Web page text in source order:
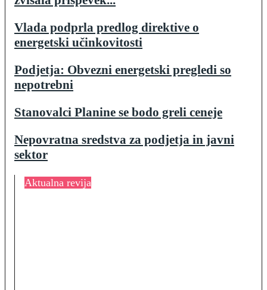
Vlada podprla predlog direktive o
energetski učinkovitosti
Podjetja: Obvezni energetski pregledi so
nepotrebni
Stanovalci Planine se bodo greli ceneje
Nepovratna sredstva za podjetja in javni
sektor
Aktualna revija